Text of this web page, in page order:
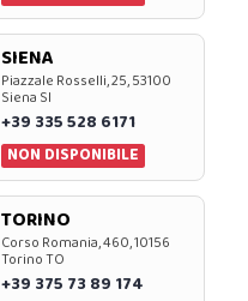
SIENA
Piazzale Rosselli, 25, 53100
Siena SI
+39 335 528 6171
NON DISPONIBILE
TORINO
Corso Romania, 460, 10156
Torino TO
+39 375 73 89 174